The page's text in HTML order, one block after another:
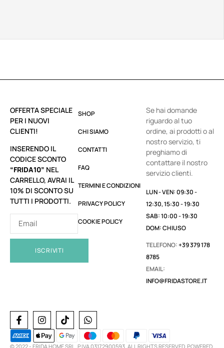
OFFERTA SPECIALE
PER I NUOVI
CLIENTI!
INSERENDO IL
CODICE SCONTO
“FRIDA10” NEL
CARRELLO, AVRAI IL
10% DI SCONTO SU
TUTTI I PRODOTTI.
ISCRIVITI
SHOP
CHI SIAMO
CONTATTI
FAQ
TERMINI E CONDIZIONI
PRIVACY POLICY
COOKIE POLICY
Se hai domande
riguardo al tuo
ordine, ai prodotti o al
nostro servizio, ti
preghiamo di
contattare il nostro
servizio clienti.
LUN - VEN: 09:30 -
12:30, 15:30 - 19:30
SAB: 10:00 - 19:30
DOM: CHIUSO
TELEFONO:+39 379 178
8785
EMAIL:
INFO@FRIDASTORE.IT
© 2022 - FRIDA HOME SRL. P.IVA 03172900593. ALL RIGHTS RESERVED. POWERED